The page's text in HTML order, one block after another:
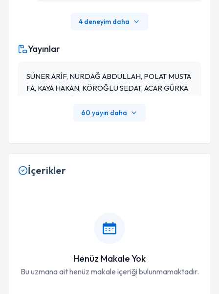
4 deneyim daha
Yayınlar
SÜNER ARİF, NURDAĞ ABDULLAH, POLAT MUSTA
FA, KAYA HAKAN, KÖROĞLU SEDAT, ACAR GÜRKA
Dase Activity In Patients With Slow Coronary Flow.
60 yayın daha
İçerikler
Henüz Makale Yok
Bu uzmana ait henüz makale içeriği bulunmamaktadır.